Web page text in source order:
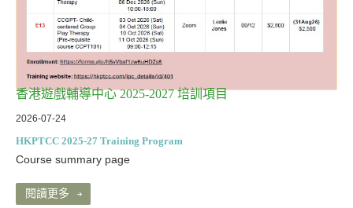
聯絡我們
香港遊戲輔導中心 2025-2027 培訓項目
2026-07-24
HKPTCC 2025-27 Training Program
Course summary page
閱讀更多